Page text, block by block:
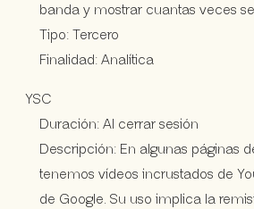
banda y mostrar cuantas veces
Tipo: Tercero
Finalidad: Analítica
YSC
Duración: Al cerrar sesión
Descripción: En algunas páginas
tenemos vídeos incrustados de
de Google. Su uso implica la